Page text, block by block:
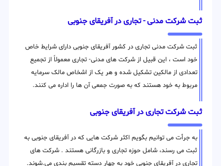
ثبت شرکت مدنی - تجاری در آفریقای جنوبی
ثبت شرکت مدنی تجاری در کشور آفریقای جنوبی دارای شرایط خاص
خود است ، این قبیل از شرکت های مدنی- تجاری معمولاً از تجمیع
تعدادی از مالکین تشکیل شده و هر یک از اشخاص مالک سرمایه
مربوط به خود هستند که به صورت جمعی آن ها را اداره می کنند.
ثبت شرکت تجاری در آفریقای جنوبی
به جرأت می توانیم بگویم اکثر شرکت هایی که در آفریقای جنوبی به
ثبت می رسند، شامل حوزه تجاری و بازرگانی هستند . شرکت های
تجاری در آفریقای جنوبی خود به چهار دسته تقسیم بندی می.شوند.